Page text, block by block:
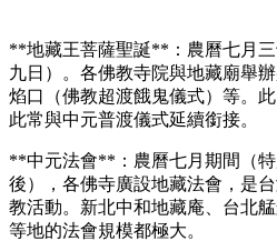
**地藏王菩薩聖誕**：農曆七月
九日）。各佛教寺院與地藏廟舉
焰口（佛教超渡餓鬼儀式）等。
此常與中元普渡儀式延續銜接。
**中元法會**：農曆七月期間（
後），各佛寺廣設地藏法會，是
教活動。新北中和地藏庵、台北
等地的法會規模都極大。